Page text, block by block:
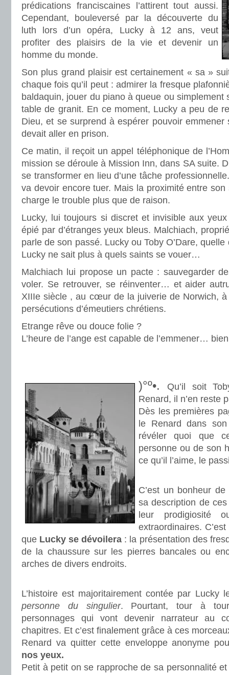
prédications franciscaines l’attirent tout aussi.
Cependant, bouleversé par la découverte du
luth lors d’un opéra, Lucky à 12 ans, veut
profiter des plaisirs de la vie et devenir un
homme du monde.
Son plus grand plaisir est certainement « sa »
chaque fois qu’il peut : admirer la fresque
baldaquin, jouer du piano à queue ou simplement
table de granit. En ce moment, Lucky a peu de
Dieu, et se surprend à espérer pouvoir emmener
devait aller en prison.
Ce matin, il reçoit un appel téléphonique de
mission se déroule à Mission Inn, dans SA suite.
se transformer en lieu d’une tâche
va devoir encore tuer. Mais la proximité entre son
charge le trouble plus que de raison.
Lucky, lui toujours si discret et invisible aux
épié par d’étranges yeux bleus. Malchiach,
parle de son passé. Lucky ou Toby O’Dare,
Lucky ne sait plus à quels saints se vouer…
Malchiach lui propose un pacte : sauvegarder
voler. Se retrouver, se réinventer… et aider
XIIIe siècle , au cœur de la juiverie de Norwich,
persécutions d’émeutiers chrétiens.
Etrange rêve ou douce folie ?
L’heure de l’ange est capable de l’emmener…
)°º•.
Qu’il soit
Renard, il n’en reste
Dès les premières
le Renard dans
révéler quoi que
personne ou de son
ce qu’il l’aime, le
C’est un bonheur
sa description de
leur prodigiosité
extraordinaires.
que Lucky se dévoilera : la présentation des
de la chaussure sur les pierres bancales ou
arches de divers endroits.
L’histoire est majoritairement contée par Lucky
personne du singulier. Pourtant, tour à
personnages qui vont devenir narrateur au
chapitres. Et c’est finalement grâce à ces
Renard va quitter cette enveloppe anonyme
nos yeux.
Petit à petit on se rapproche de sa personnalité